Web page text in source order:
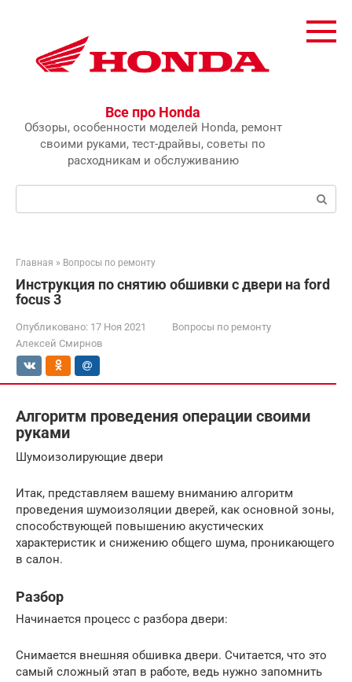
Все про Honda
Обзоры, особенности моделей Honda, ремонт
своими руками, тест-драйвы, советы по
расходникам и обслуживанию
Главная » Вопросы по ремонту
Инструкция по снятию обшивки с двери на ford
focus 3
Опубликовано: 17 Ноя 2021
Вопросы по ремонту
Алексей Смирнов
Алгоритм проведения операции своими
руками
Шумоизолирующие двери
Итак, представляем вашему вниманию алгоритм
проведения шумоизоляции дверей, как основной зоны,
способствующей повышению акустических
характеристик и снижению общего шума, проникающего
в салон.
Разбор
Начинается процесс с разбора двери:
Снимается внешняя обшивка двери. Считается, что это
самый сложный этап в работе, ведь нужно запомнить